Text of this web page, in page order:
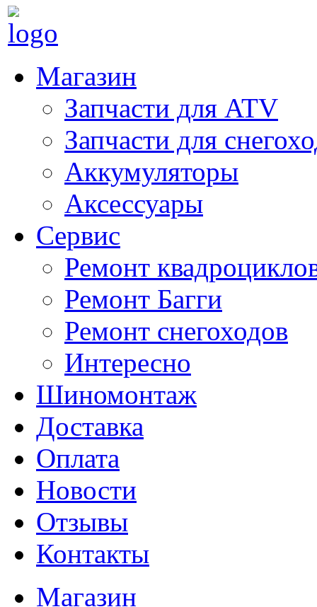
Магазин
Запчасти для ATV
Запчасти для
Аккумуляторы
Аксессуары
Сервис
Ремонт
Ремонт Багги
Ремонт снегоходов
Интересно
Шиномонтаж
Доставка
Оплата
Новости
Отзывы
Контакты
Магазин